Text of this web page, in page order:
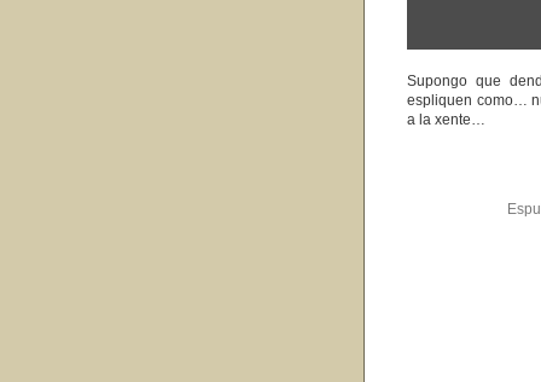
Supongo que
espliquen como…
a la xente…